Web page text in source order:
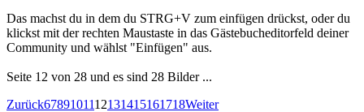
Das machst du in dem du STRG+V zum einfügen drückst, oder du
klickst mit der rechten Maustaste in das Gästebucheditorfeld deiner
Community und wählst "Einfügen" aus.
Seite 12 von 28 und es sind 28 Bilder ...
Zurück6789101112131415161718Weiter